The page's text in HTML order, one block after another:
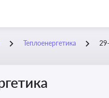
Теплоенергетика